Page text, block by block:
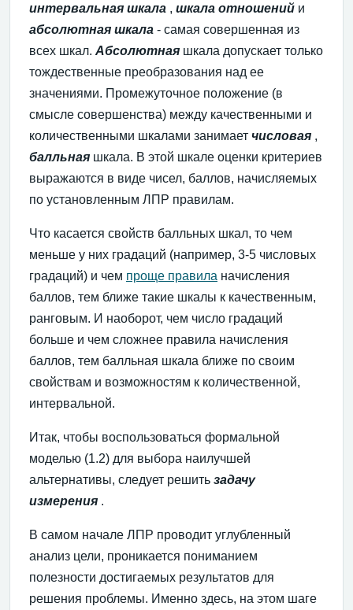
интервальная шкала , шкала отношений и
абсолютная шкала - самая совершенная из
всех шкал. Абсолютная шкала допускает только
тождественные преобразования над ее
значениями. Промежуточное положение (в
смысле совершенства) между качественными и
количественными шкалами занимает числовая ,
балльная шкала. В этой шкале оценки критериев
выражаются в виде чисел, баллов, начисляемых
по уcтановленным ЛПР правилам.
Что касается свойств балльных шкал, то чем
меньше у них градаций (например, 3-5 числовых
градаций) и чем проще правила начисления
баллов, тем ближе такие шкалы к качественным,
ранговым. И наоборот, чем число градаций
больше и чем сложнее правила начисления
баллов, тем балльная шкала ближе по своим
свойствам и возможностям к количественной,
интервальной.
Итак, чтобы воспользоваться формальной
моделью (1.2) для выбора наилучшей
альтернативы, следует решить задачу
измерения .
В самом начале ЛПР проводит углубленный
анализ цели, проникается пониманием
полезности достигаемых результатов для
решения проблемы. Именно здесь, на этом шаге